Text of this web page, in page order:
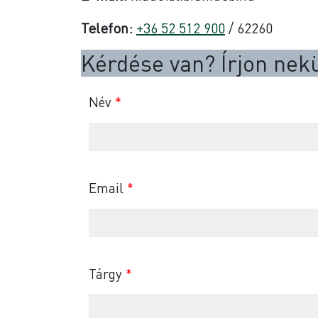
Telefon: +36 52 512 900/ 62260
Kérdése van? Írjon
Név *
Email *
Tárgy *